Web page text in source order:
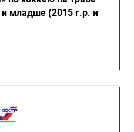
и младше (2015 г.р. и